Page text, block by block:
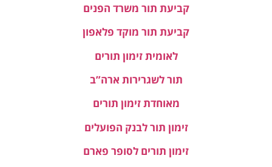
קביעת תור משרד הפנים
קביעת תור מוקד פלאפון
לאומית זימון תורים
תור לשגרירות ארה”ב
מאוחדת זימון תורים
זימון תור לבנק הפועלים
זימון תורים לסופר פארם